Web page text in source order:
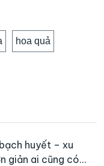
hoa quả
huyết – xu
giản ai cũng có